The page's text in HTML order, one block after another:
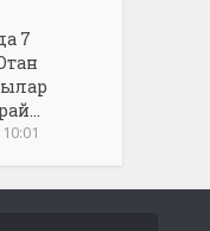
7